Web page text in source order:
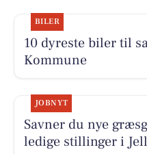
BILER
10 dyreste biler til
Kommune
JOBNYT
Savner du nye
ledige stillinger i